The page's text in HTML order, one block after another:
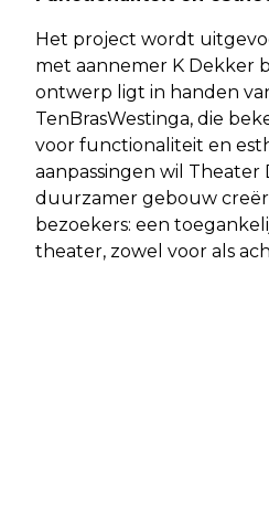
Het project wordt
met aannemer K Dekker
ontwerp ligt in handen
TenBrasWestinga, die
voor functionaliteit en
aanpassingen wil Theater
duurzamer gebouw
bezoekers: een
theater, zowel voor als